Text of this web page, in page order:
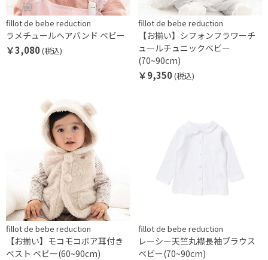
fillot de bebe reduction
ラメチュールヘアバンド ベビー
￥3,080(税込)
fillot de bebe reduction
【お揃い】シフォンフラワーチ
ュールチュニックベビー
(70~90cm)
￥9,350(税込)
fillot de bebe reduction
【お揃い】モコモコボア耳付き
ベスト ベビー(60~90cm)
fillot de bebe reduction
レーシー天竺丸襟長袖ブラウス
ベビー(70~90cm)